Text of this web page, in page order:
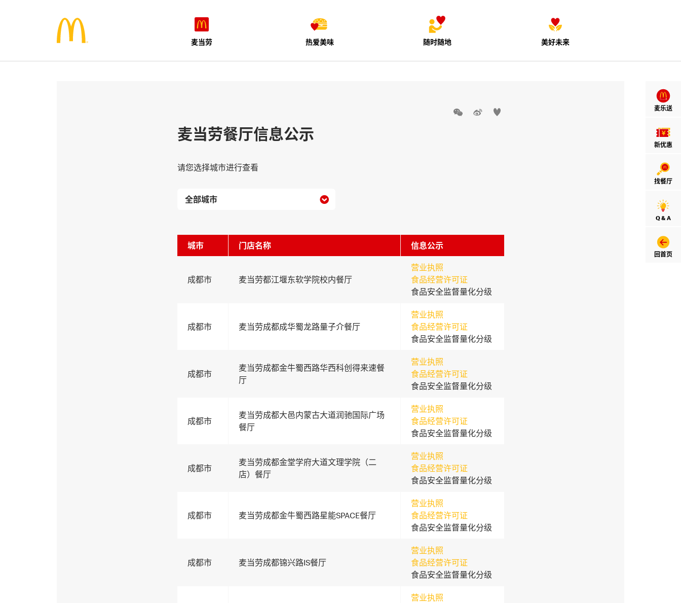
麦当劳 热爱美味 随时随地 美好未来
麦乐送
新优惠
找餐厅
Q & A
回首页
  
麦当劳餐厅信息公示
请您选择城市进行查看

城市 门店名称 信息公示
成都市 麦当劳都江堰东软学院校内餐厅
营业执照
食品经营许可证
食品安全监督量化分级
成都市 麦当劳成都成华蜀龙路量子介餐厅
营业执照
食品经营许可证
食品安全监督量化分级
成都市
麦当劳成都金牛蜀西路华西科创得来速餐
厅
营业执照
食品经营许可证
食品安全监督量化分级
成都市
麦当劳成都大邑内蒙古大道润驰国际广场
餐厅
营业执照
食品经营许可证
食品安全监督量化分级
成都市
麦当劳成都金堂学府大道文理学院（二
店）餐厅
营业执照
食品经营许可证
食品安全监督量化分级
成都市 麦当劳成都金牛蜀西路星能SPACE餐厅
营业执照
食品经营许可证
食品安全监督量化分级
成都市 麦当劳成都锦兴路IS餐厅
营业执照
食品经营许可证
食品安全监督量化分级
营业执照